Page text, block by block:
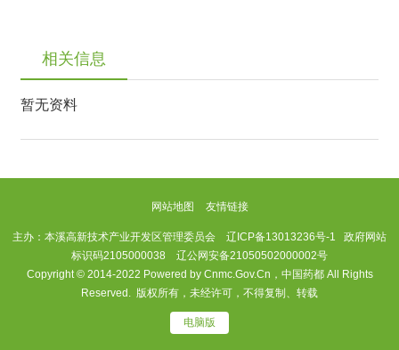
相关信息
暂无资料
网站地图 友情链接
主办：本溪高新技术产业开发区管理委员会 辽ICP备13013236号-1 政府网站
标识码2105000038 辽公网安备21050502000002号
Copyright © 2014-2022 Powered by Cnmc.Gov.Cn，中国药都 All Rights
Reserved. 版权所有，未经许可，不得复制、转载
电脑版